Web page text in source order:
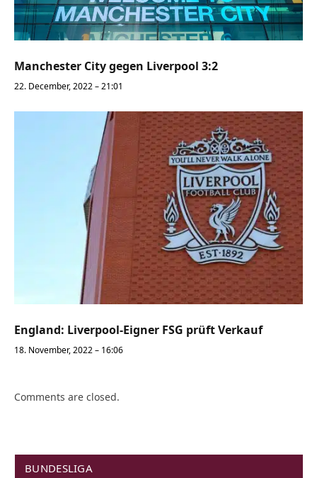
Manchester City gegen Liverpool 3:2
22. December, 2022 – 21:01
England: Liverpool-Eigner FSG prüft Verkauf
18. November, 2022 – 16:06
Comments are closed.
BUNDESLIGA